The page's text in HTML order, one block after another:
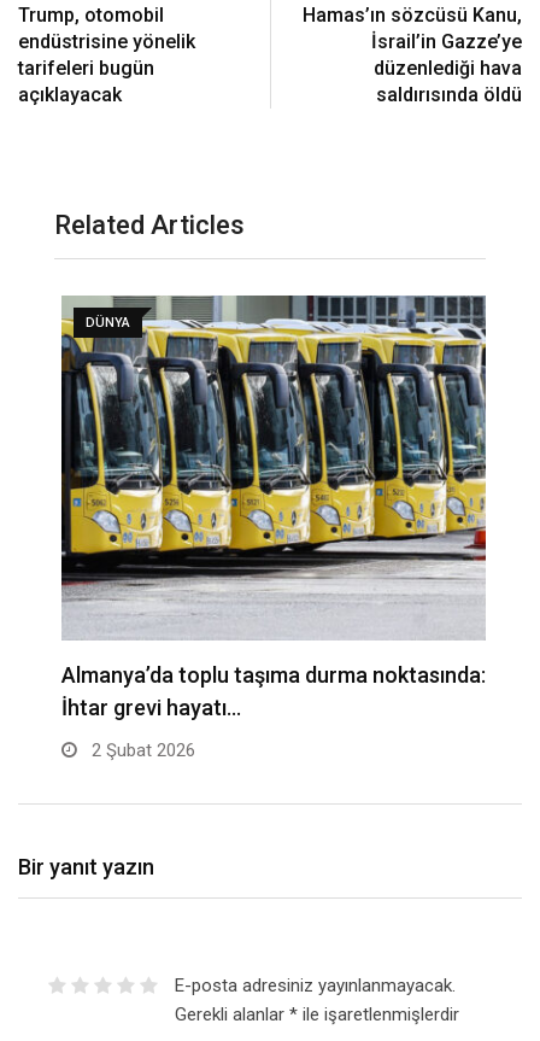
Trump, otomobil
endüstrisine yönelik
tarifeleri bugün
açıklayacak
Hamas’ın sözcüsü Kanu,
İsrail’in Gazze’ye
düzenlediği hava
saldırısında öldü
Related Articles
DÜNYA
Almanya’da toplu taşıma durma noktasında:
İhtar grevi hayatı…
2 Şubat 2026
Bir yanıt yazın
E-posta adresiniz yayınlanmayacak.
Gerekli alanlar *ile işaretlenmişlerdir